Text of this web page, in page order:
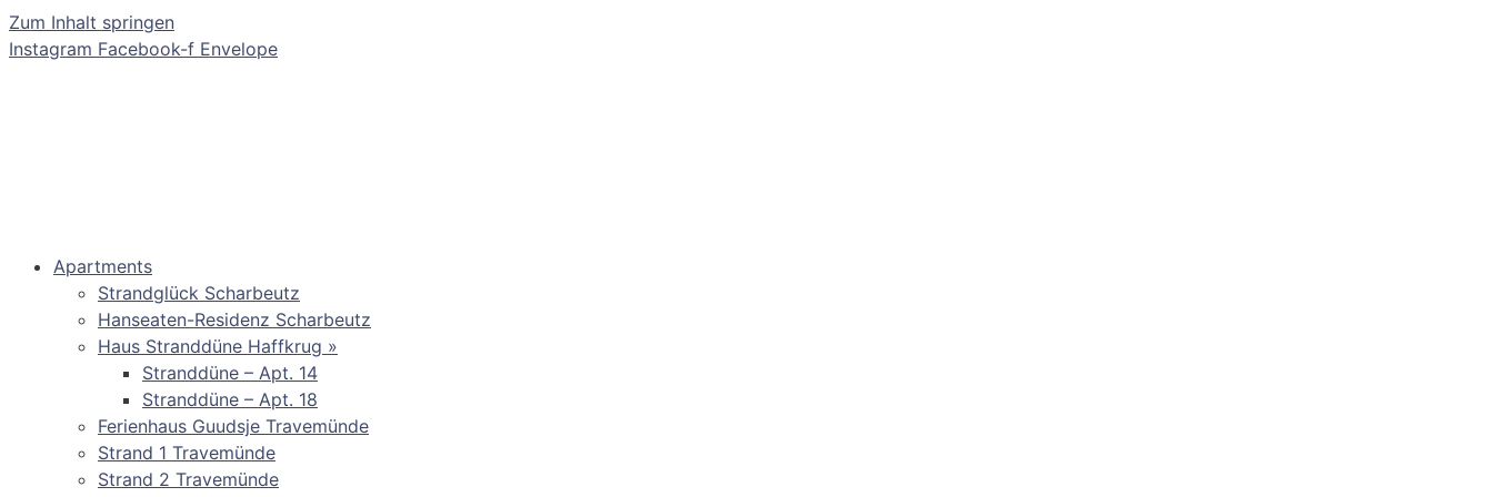
Zum Inhalt springen
Instagram Facebook-f Envelope
Apartments
Strandglück Scharbeutz
Hanseaten-Residenz Scharbeutz
Haus Stranddüne Haffkrug »
Stranddüne – Apt. 14
Stranddüne – Apt. 18
Ferienhaus Guudsje Travemünde
Strand 1 Travemünde
Strand 2 Travemünde